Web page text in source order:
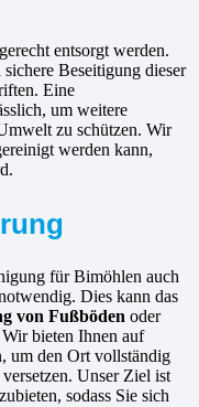
entsorgt werden.
sichere Beseitigung dieser
Eine
um weitere
zu schützen. Wir
werden kann,
für Bimöhlen auch
Dies kann das
von Fußböden oder
bieten Ihnen auf
um den Ort vollständig
Unser Ziel ist
sodass Sie sich